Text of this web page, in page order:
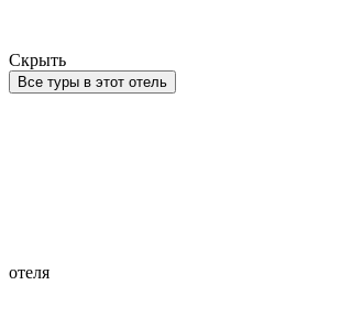
Скрыть
Все туры в этот отель
отеля